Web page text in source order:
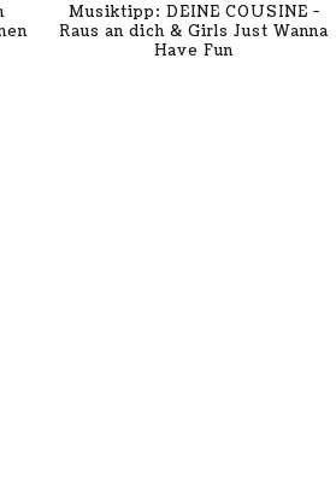
Musiktipp: DEINE COUSINE -
Raus an dich & Girls Just Wanna
Have Fun